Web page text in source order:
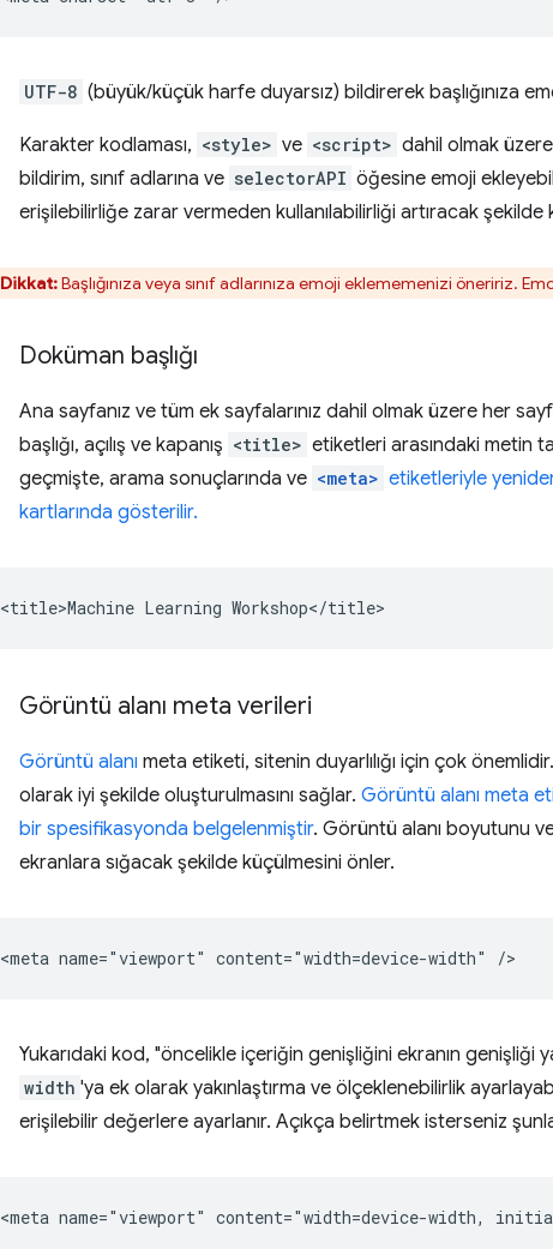
UTF-8 (büyük/küçük harfe duyarsız) bildirerek başlığınıza
Karakter kodlaması, <style> ve <script> dahil olmak
bildirim, sınıf adlarına ve selectorAPI öğesine emoji
erişilebilirliğe zarar vermeden kullanılabilirliği artıracak şekilde
Dikkat:Başlığınıza veya sınıf adlarınıza emoji eklememenizi öneririz.
Doküman başlığı
Ana sayfanız ve tüm ek sayfalarınız dahil olmak üzere her
başlığı, açılış ve kapanış <title> etiketleri arasındaki metin
geçmişte, arama sonuçlarında ve <meta> etiketleriyle
kartlarında gösterilir.
Görüntü alanı meta verileri
Görüntü alanı meta etiketi, sitenin duyarlılığı için çok
olarak iyi şekilde oluşturulmasını sağlar. Görüntü alanı meta
bir spesifikasyonda belgelenmiştir. Görüntü alanı boyutunu
ekranlara sığacak şekilde küçülmesini önler.
Yukarıdaki kod, "öncelikle içeriğin genişliğini ekranın genişliği
width 'ya ek olarak yakınlaştırma ve ölçeklenebilirlik
erişilebilir değerlere ayarlanır. Açıkça belirtmek isterseniz